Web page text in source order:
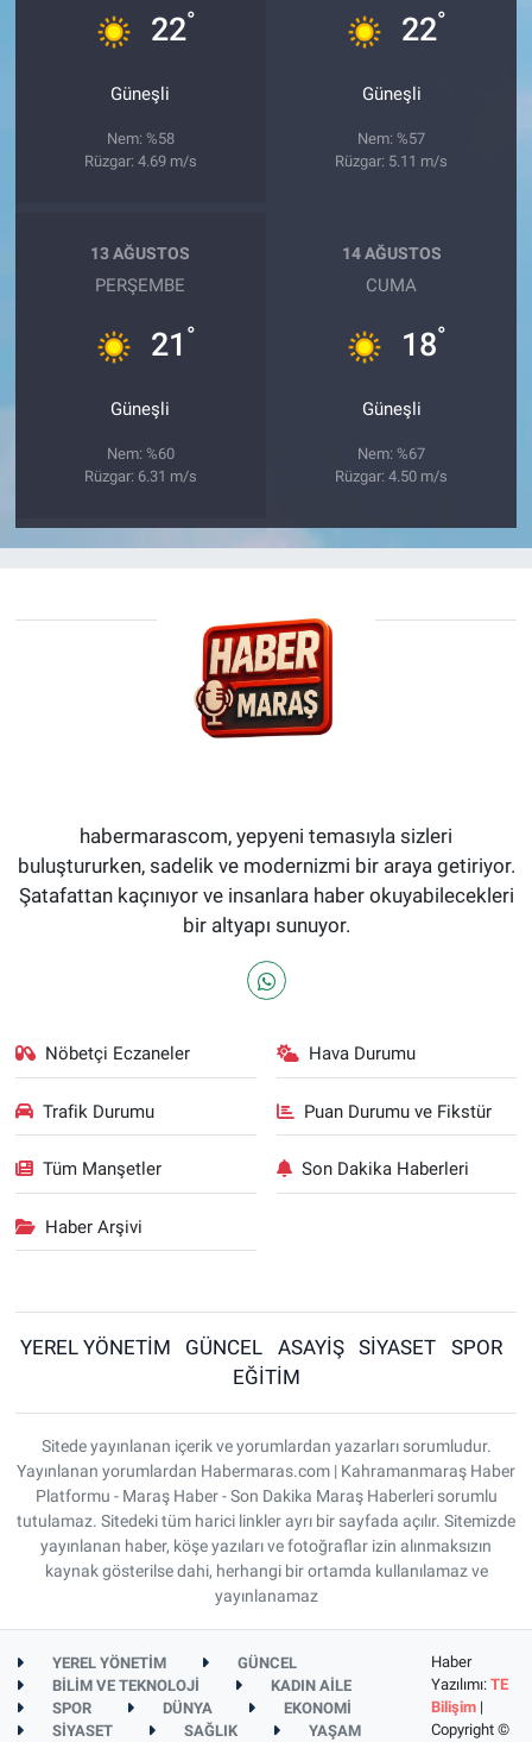
22°
Güneşli
Nem: %58
Rüzgar: 4.69 m/s
22°
Güneşli
Nem: %57
Rüzgar: 5.11 m/s
13 AĞUSTOS
PERŞEMBE
21 °
Güneşli
Nem: %60
Rüzgar: 6.31 m/s
14 AĞUSTOS
CUMA
18°
Güneşli
Nem: %67
Rüzgar: 4.50 m/s
habermarascom, yepyeni temasıyla sizleri
buluştururken, sadelik ve modernizmi bir araya getiriyor.
Şatafattan kaçınıyor ve insanlara haber okuyabilecekleri
bir altyapı sunuyor.
Nöbetçi Eczaneler Hava Durumu
Trafik Durumu Puan Durumu ve Fikstür
Tüm Manşetler Son Dakika Haberleri
Haber Arşivi
YEREL YÖNETİM GÜNCEL ASAYİŞ SİYASET
SPOR
EĞİTİM
Sitede yayınlanan içerik ve yorumlardan yazarları sorumludur.
Yayınlanan yorumlardan Habermaras.com | Kahramanmaraş Haber
Platformu - Maraş Haber - Son Dakika Maraş Haberleri sorumlu
tutulamaz. Sitedeki tüm harici linkler ayrı bir sayfada açılır. Sitemizde
yayınlanan haber, köşe yazıları ve fotoğraflar izin alınmaksızın
kaynak gösterilse dahi, herhangi bir ortamda kullanılamaz ve
yayınlanamaz
YEREL YÖNETİM
GÜNCEL
BİLİM VE TEKNOLOJİ
KADIN AİLE
SPOR
DÜNYA
EKONOMİ
SİYASET
SAĞLIK YAŞAM
Haber
Yazılımı: TE
Bilişim|
Copyright ©